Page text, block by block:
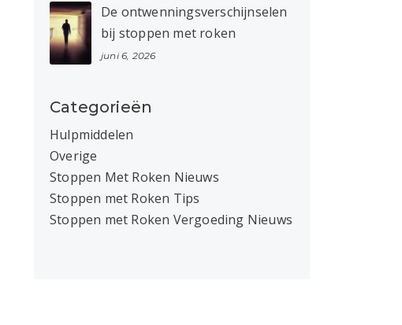
De ontwenningsverschijnselen
bij stoppen met roken
juni 6, 2026
Categorieën
Hulpmiddelen
Overige
Stoppen Met Roken Nieuws
Stoppen met Roken Tips
Stoppen met Roken Vergoeding Nieuws